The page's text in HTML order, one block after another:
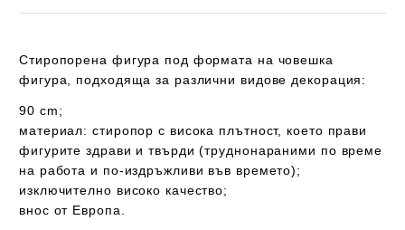
Стиропорена фигура под формата на човешка
фигура, подходяща за различни видове декорация:
90 cm;
материал: стиропор с висока плътност, което прави
фигурите здрави и твърди (труднонараними по време
на работа и по-издръжливи във времето);
изключително високо качество;
внос от Европа.